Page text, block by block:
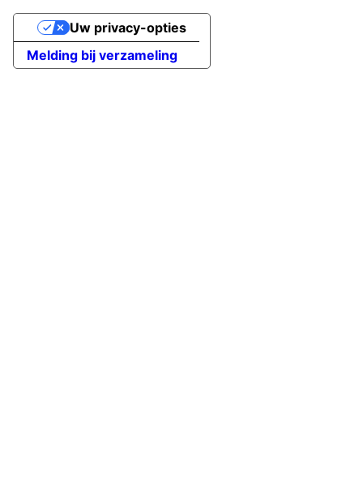
Melding bij verzameling
Uw privacy-opties